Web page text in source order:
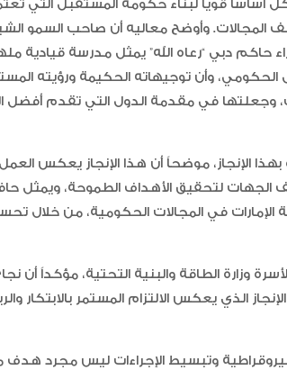
أساسًا قويًا لبناء حكومة المستقبل التي
المجالات. وأوضح معاليه أن صاحب السمو
حاكم دبي “رعاه الله” يمثل مدرسة قيادية
وأن توجيهاته الحكيمة ورؤيته
وجعلتها في مقدمة الدول التي تقدم
الإنجاز، موضحاً أن هذا الإنجاز يعكس العمل
الجهات لتحقيق الأهداف الطموحة، ويمثل
الإمارات في المجالات الحكومية، من خلال
وزارة الطاقة والبنية التحتية، مؤكداً أن
الذي يعكس الالتزام المستمر بالابتكار
وتبسيط الإجراءات ليس مجرد هدف